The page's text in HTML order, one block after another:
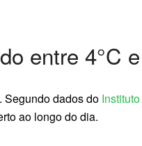
entre 4°C
Segundo dados do
ao longo do dia.